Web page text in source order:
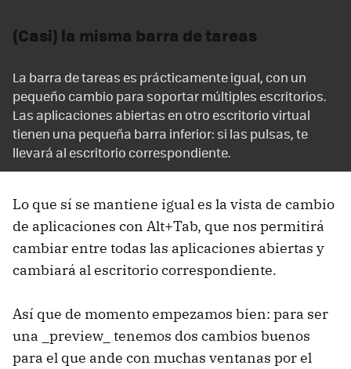
(Casi) la misma barra de tareas
La barra de tareas es prácticamente igual, con un
pequeño cambio para soportar múltiples escritorios.
Las aplicaciones abiertas en otro escritorio virtual
tienen una pequeña barra inferior: si las pulsas, te
llevará al escritorio correspondiente.
Lo que sí se mantiene igual es la vista de cambio
de aplicaciones con Alt+Tab, que nos permitirá
cambiar entre todas las aplicaciones abiertas y
cambiará al escritorio correspondiente.
Así que de momento empezamos bien: para ser
una _preview_ tenemos dos cambios buenos
para el que ande con muchas ventanas por el